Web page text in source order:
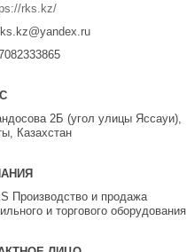
rks.kz/
2Б (угол улицы Яссауи),
Казахстан
Производство и продажа
и торгового оборудования